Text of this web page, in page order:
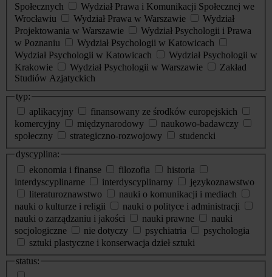
Społecznych
Wydział Prawa i Komunikacji Społecznej we
Wrocławiu
Wydział Prawa w Warszawie
Wydział
Projektowania w Warszawie
Wydział Psychologii i Prawa
w Poznaniu
Wydział Psychologii w Katowicach
Wydział Psychologii w Katowicach
Wydział Psychologii w
Krakowie
Wydział Psychologii w Warszawie
Zakład
Studiów Azjatyckich
typ:
aplikacyjny
finansowany ze środków europejskich
komercyjny
międzynarodowy
naukowo-badawczy
społeczny
strategiczno-rozwojowy
studencki
dyscyplina:
ekonomia i finanse
filozofia
historia
interdyscyplinarne
interdyscyplinarny
językoznawstwo
literaturoznawstwo
nauki o komunikacji i mediach
nauki o kulturze i religii
nauki o polityce i administracji
nauki o zarządzaniu i jakości
nauki prawne
nauki
socjologiczne
nie dotyczy psychiatria
psychologia
sztuki plastyczne i konserwacja dzieł sztuki
status: